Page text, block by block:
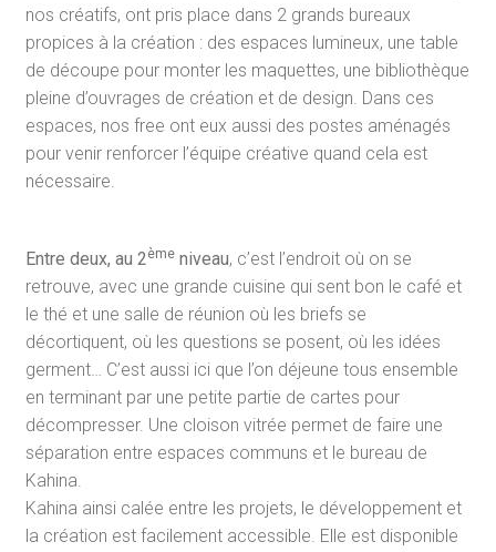
nos créatifs, ont pris place dans 2 grands bureaux
propices à la création : des espaces lumineux, une table
de découpe pour monter les maquettes, une bibliothèque
pleine d’ouvrages de création et de design. Dans ces
espaces, nos free ont eux aussi des postes aménagés
pour venir renforcer l’équipe créative quand cela est
nécessaire.
Entre deux, au 2èmeniveau, c’est l’endroit où on se
retrouve, avec une grande cuisine qui sent bon le café et
le thé et une salle de réunion où les briefs se
décortiquent, où les questions se posent, où les idées
germent… C’est aussi ici que l’on déjeune tous ensemble
en terminant par une petite partie de cartes pour
décompresser. Une cloison vitrée permet de faire une
séparation entre espaces communs et le bureau de
Kahina.
Kahina ainsi calée entre les projets, le développement et
la création est facilement accessible. Elle est disponible